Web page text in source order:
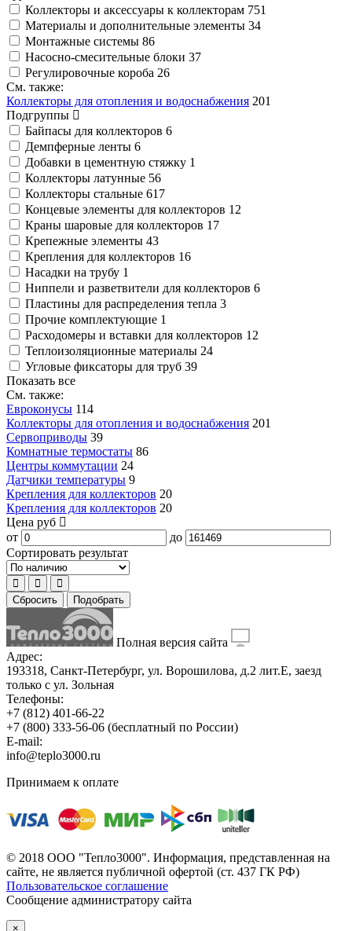
Коллекторы и аксессуары к коллекторам 751
Материалы и дополнительные элементы 34
Монтажные системы 86
Насосно-смесительные блоки 37
Регулировочные короба 26
См. также:
Коллекторы для отопления и водоснабжения 201
Подгруппы
Байпасы для коллекторов 6
Демпферные ленты 6
Добавки в цементную стяжку 1
Коллекторы латунные 56
Коллекторы стальные 617
Концевые элементы для коллекторов 12
Краны шаровые для коллекторов 17
Крепежные элементы 43
Крепления для коллекторов 16
Насадки на трубу 1
Ниппели и разветвители для коллекторов 6
Пластины для распределения тепла 3
Прочие комплектующие 1
Расходомеры и вставки для коллекторов 12
Теплоизоляционные материалы 24
Угловые фиксаторы для труб 39
Показать все
См. также:
Евроконусы 114
Коллекторы для отопления и водоснабжения 201
Сервоприводы 39
Комнатные термостаты 86
Центры коммутации 24
Датчики температуры 9
Крепления для коллекторов 20
Крепления для коллекторов 20
Цена руб
от
до
Сортировать результат
Сбросить Подобрать
Полная версия сайта
Адрес:
193318, Санкт-Петербург, ул. Ворошилова, д.2 лит.Е, заезд
только с ул. Зольная
Телефоны:
+7 (812) 401-66-22
+7 (800) 333-56-06 (бесплатный по России)
E-mail:
info@teplo3000.ru
Принимаем к оплате
© 2018 ООО "Тепло3000". Информация, представленная на
сайте, не является публичной офертой (ст. 437 ГК РФ)
Пользовательское соглашение
Сообщение администратору сайта
×